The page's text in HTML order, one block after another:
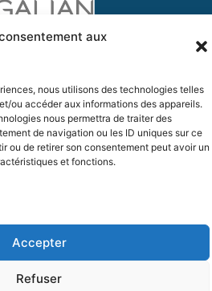
aux
nous utilisons des technologies telles
ou accéder aux informations des appareils.
nous permettra de traiter des
de navigation ou les ID uniques sur ce
ou de retirer son consentement peut avoir un
et fonctions.
Accepter
Refuser
2026, tous droits réservés
de confidentialité